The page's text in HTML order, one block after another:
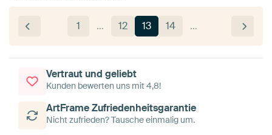
1 … 12 13 14 …
Vertraut und geliebt
Kunden bewerten uns mit 4,8!
ArtFrame Zufriedenheitsgarantie
Nicht zufrieden? Tausche einmalig um.